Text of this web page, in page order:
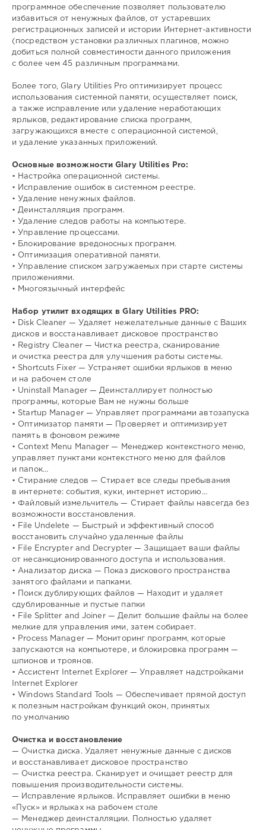
программное обеспечение позволяет пользователю
избавиться от ненужных файлов, от устаревших
регистрационных записей и истории Интернет-активности
(посредством установки различных плагинов, можно
добиться полной совместимости данного приложения
с более чем 45 различным программами.
Более того, Glary Utilities Pro оптимизирует процесс
использования системной памяти, осуществляет поиск,
а также исправление или удаление неработающих
ярлыков, редактирование списка программ,
загружающихся вместе с операционной системой,
и удаление указанных приложений.
Основные возможности Glary Utilities Pro:
• Настройка операционной системы.
• Исправление ошибок в системном реестре.
• Удаление ненужных файлов.
• Деинсталляция программ.
• Удаление следов работы на компьютере.
• Управление процессами.
• Блокирование вредоносных программ.
• Оптимизация оперативной памяти.
• Управление списком загружаемых при старте системы
приложениями.
• Многоязычный интерфейс
Набор утилит входящих в Glary Utilities PRO:
• Disk Cleaner — Удаляет нежелательные данные с Ваших
дисков и восстанавливает дисковое пространство
• Registry Cleaner — Чистка реестра, сканирование
и очистка реестра для улучшения работы системы.
• Shortcuts Fixer — Устраняет ошибки ярлыков в меню
и на рабочем столе
• Uninstall Manager — Деинсталлирует полностью
программы, которые Вам не нужны больше
• Startup Manager — Управляет программами автозапуска
• Оптимизатор памяти — Проверяет и оптимизирует
память в фоновом режиме
• Context Menu Manager — Менеджер контекстного меню,
управляет пунктами контекстного меню для файлов
и папок…
• Стирание следов — Стирает все следы пребывания
в интернете: события, куки, интернет историю…
• Файловый измельчитель — Стирает файлы навсегда без
возможности восстановления.
• File Undelete — Быстрый и эффективный способ
восстановить случайно удаленные файлы
• File Encrypter and Decrypter — Защищает ваши файлы
от несанкционированного доступа и использования.
• Анализатор диска — Показ дискового пространства
занятого файлами и папками.
• Поиск дублирующих файлов — Находит и удаляет
сдублированные и пустые папки
• File Splitter and Joiner — Делит большие файлы на более
мелкие для управления ими, затем собирает.
• Process Manager — Мониторинг программ, которые
запускаются на компьютере, и блокировка программ —
шпионов и троянов.
• Ассистент Internet Explorer — Управляет надстройками
Internet Explorer
• Windows Standard Tools — Обеспечивает прямой доступ
к полезным настройкам функций окон, принятых
по умолчанию
Очистка и восстановление
— Очистка диска. Удаляет ненужные данные с дисков
и восстанавливает дисковое пространство
— Очистка реестра. Сканирует и очищает реестр для
повышения производительности системы.
— Исправление ярлыков. Исправляет ошибки в меню
«Пуск» и ярлыках на рабочем столе
— Менеджер деинсталляции. Полностью удаляет